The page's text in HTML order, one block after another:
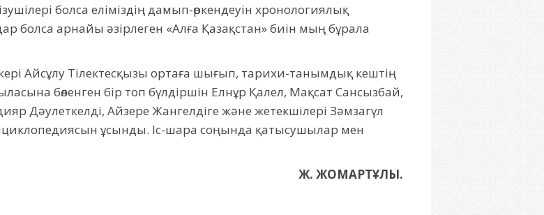
болса еліміздің дамып-өркендеуін хронологиялық
болса арнайы әзірлеген «Алға Қазақстан» биін мың бұрала
Айсұлу Тілектесқызы ортаға шығып, тарихи-танымдық кештің
бөленген бір топ бүлдіршін Елнұр Қалел, Мақсат Сансызбай,
Дәулеткелді, Айзере Жангелдіге және жетекшілері Зәмзагүл
ұсынды. Іс-шара соңында қатысушылар мен
Ж. ЖОМАРТҰЛЫ.